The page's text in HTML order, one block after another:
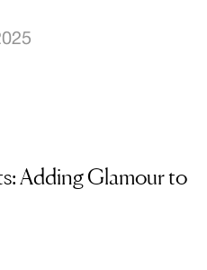
Adding Glamour to